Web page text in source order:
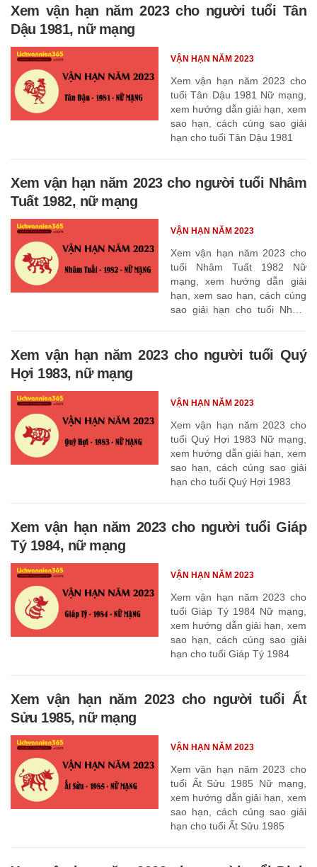
Xem vận hạn năm 2023 cho người tuổi Tân
Dậu 1981, nữ mạng
Xem vận hạn năm 2023 cho
tuổi Tân Dậu 1981 Nữ mạng,
xem hướng dẫn giải hạn, xem
sao hạn, cách cúng sao giải
hạn cho tuổi Tân Dậu 1981
VẬN HẠN NĂM 2023
Xem vận hạn năm 2023 cho người tuổi Nhâm
Tuất 1982, nữ mạng
Xem vận hạn năm 2023 cho
tuổi Nhâm Tuất 1982 Nữ
mạng, xem hướng dẫn giải
hạn, xem sao hạn, cách cúng
sao giải hạn cho tuổi Nhâm
VẬN HẠN NĂM 2023
Xem vận hạn năm 2023 cho người tuổi Quý
Hợi 1983, nữ mạng
Xem vận hạn năm 2023 cho
tuổi Quý Hợi 1983 Nữ mạng,
xem hướng dẫn giải hạn, xem
sao hạn, cách cúng sao giải
hạn cho tuổi Quý Hợi 1983
VẬN HẠN NĂM 2023
Xem vận hạn năm 2023 cho người tuổi Giáp
Tý 1984, nữ mạng
Xem vận hạn năm 2023 cho
tuổi Giáp Tý 1984 Nữ mạng,
xem hướng dẫn giải hạn, xem
sao hạn, cách cúng sao giải
hạn cho tuổi Giáp Tý 1984
VẬN HẠN NĂM 2023
Xem vận hạn năm 2023 cho người tuổi Ất
Sửu 1985, nữ mạng
Xem vận hạn năm 2023 cho
tuổi Ất Sửu 1985 Nữ mạng,
xem hướng dẫn giải hạn, xem
sao hạn, cách cúng sao giải
hạn cho tuổi Ất Sửu 1985
VẬN HẠN NĂM 2023